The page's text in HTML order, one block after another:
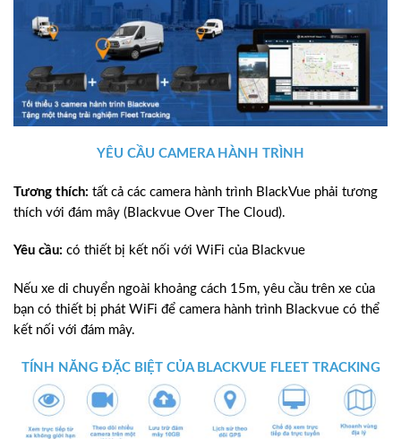
YÊU CẦU CAMERA HÀNH TRÌNH
Tương thích: tất cả các camera hành trình BlackVue phải tương
thích với đám mây (Blackvue Over The Cloud).
Yêu cầu: có thiết bị kết nối với WiFi của Blackvue
Nếu xe di chuyển ngoài khoảng cách 15m, yêu cầu trên xe của
bạn có thiết bị phát WiFi để camera hành trình Blackvue có thể
kết nối với đám mây.
TÍNH NĂNG ĐẶC BIỆT CỦA BLACKVUE FLEET TRACKING